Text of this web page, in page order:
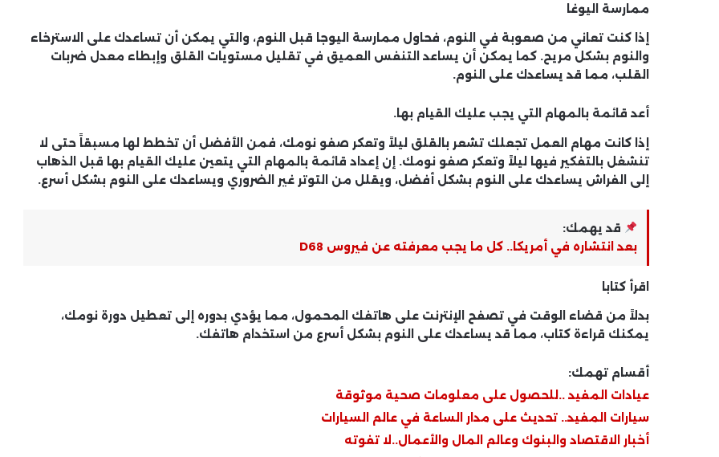
ممارسة اليوغا
إذا كنت تعاني من صعوبة في النوم، فحاول ممارسة اليوجا قبل النوم، والتي يمكن أن تساعدك على الاسترخاء
والنوم بشكل مريح. كما يمكن أن يساعد التنفس العميق في تقليل مستويات القلق وإبطاء معدل ضربات
القلب، مما قد يساعدك على النوم.
أعد قائمة بالمهام التي يجب عليك القيام بها.
إذا كانت مهام العمل تجعلك تشعر بالقلق ليلاً وتعكر صفو نومك، فمن الأفضل أن تخطط لها مسبقاً حتى لا
تنشغل بالتفكير فيها ليلاً وتعكر صفو نومك. إن إعداد قائمة بالمهام التي يتعين عليك القيام بها قبل الذهاب
إلى الفراش يساعدك على النوم بشكل أفضل، ويقلل من التوتر غير الضروري ويساعدك على النوم بشكل أسرع.
قد يهمك:
بعد انتشاره في أمريكا.. كل ما يجب معرفته عن فيروس D68
اقرأ كتابا
بدلاً من قضاء الوقت في تصفح الإنترنت على هاتفك المحمول، مما يؤدي بدوره إلى تعطيل دورة نومك،
يمكنك قراءة كتاب، مما قد يساعدك على النوم بشكل أسرع من استخدام هاتفك.
أقسام تهمك:
عيادات المفيد ..للحصول على معلومات صحية موثوقة
سيارات المفيد.. تحديث على مدار الساعة في عالم السيارات
أخبار الاقتصاد والبنوك وعالم المال والأعمال..لا تفوته
علاج رائحة الفم الكريهة .. تشخيص
الأسباب وعلاج جذري يدوم طويلًا
علاج قرحة المعدة .. بروتوكولات علاجية
تسرّع الشفاء وتمنع التكرار